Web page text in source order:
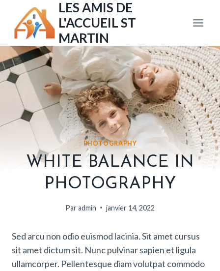
contenu
LES AMIS DE
L'ACCUEIL ST
MARTIN
PHOTOGRAPHY
WHITE BALANCE IN
PHOTOGRAPHY
Paradmin janvier 14, 2022
Sed arcu non odio euismod lacinia. Sit amet cursus
sit amet dictum sit. Nunc pulvinar sapien et ligula
ullamcorper. Pellentesque diam volutpat commodo